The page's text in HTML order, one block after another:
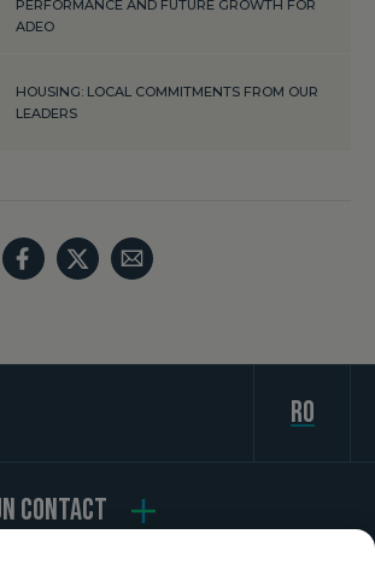
PERFORMANCE AND FUTURE GROWTH FOR
ADEO
HOUSING: LOCAL COMMITMENTS FROM OUR
LEADERS
ro
CONTACT